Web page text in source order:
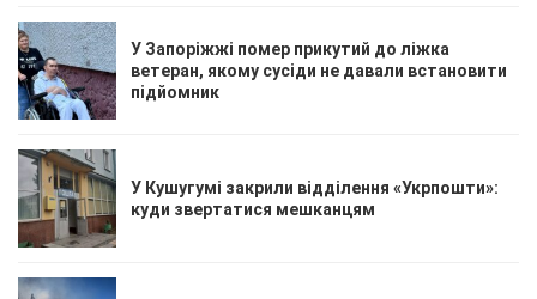
У Запоріжжі помер прикутий до ліжка
ветеран, якому сусіди не давали встановити
підйомник
У Кушугумі закрили відділення «Укрпошти»:
куди звертатися мешканцям